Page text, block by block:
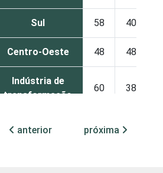
Sul 58 40
Centro-Oeste 48 48
Indústria de
transformação
60 38
Construção 51
anterior próxima